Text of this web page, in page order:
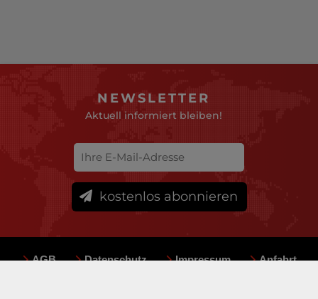
NEWSLETTER
Aktuell informiert bleiben!
kostenlos abonnieren
AGB Datenschutz Impressum
Anfahrt